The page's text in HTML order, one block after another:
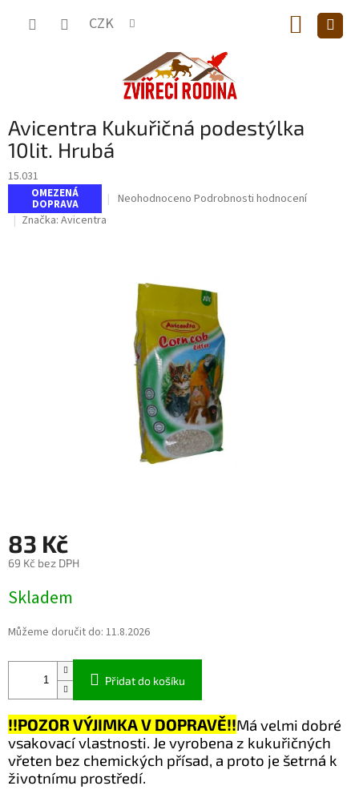
CZK
KOŠÍK
Avicentra Kukuřičná podestýlka
10lit. Hrubá
15.031
OMEZENÁ
DOPRAVA
Průměrné
hvězdiček.
Neohodnoceno Podrobnosti hodnocení
Značka: Avicentra
83 Kč
69 Kč bez DPH
cena:
Skladem
Můžeme doručit do: 11.8.2026
Přidat do košíku
!!POZOR VÝJIMKA V DOPRAVĚ!!Má velmi dobré
vsakovací vlastnosti. Je vyrobena z kukuřičných
vřeten bez chemických přísad, a proto je šetrná k
životnímu prostředí.